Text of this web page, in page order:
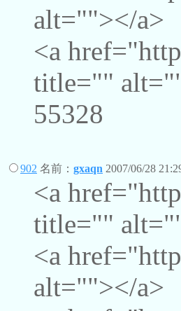
alt=""></a>
<a
title=""
55328
902 名前： gxaqn 2007/06/28
<a
title=""
<a
alt=""></a>